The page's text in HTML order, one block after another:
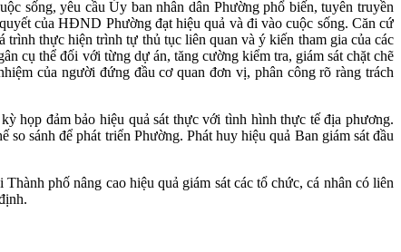
sống, yêu cầu Ủy ban nhân dân Phường phổ biến, tuyên truyền
của HĐND Phường đạt hiệu quả và đi vào cuộc sống. Căn cứ
thực hiện trình tự thủ tục liên quan và ý kiến tham gia của các
cụ thể đối với từng dự án, tăng cường kiểm tra, giám sát chặt chẽ
của người đứng đầu cơ quan đơn vị, phân công rõ ràng trách
họp đảm bảo hiệu quả sát thực với tình hình thực tế địa phương.
sánh để phát triển Phường. Phát huy hiệu quả Ban giám sát đầu
phố nâng cao hiệu quả giám sát các tổ chức, cá nhân có liên